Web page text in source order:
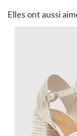
Elles ont aussi